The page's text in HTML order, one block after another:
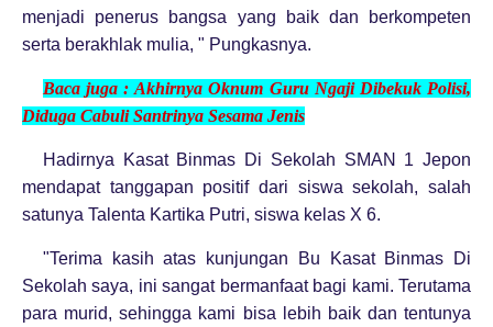
menjadi penerus bangsa yang baik dan berkompeten
serta berakhlak mulia, " Pungkasnya.
Baca juga :Akhirnya Oknum Guru Ngaji Dibekuk Polisi,
Diduga Cabuli Santrinya Sesama Jenis
Hadirnya Kasat Binmas Di Sekolah SMAN 1 Jepon
mendapat tanggapan positif dari siswa sekolah, salah
satunya Talenta Kartika Putri, siswa kelas X 6.
"Terima kasih atas kunjungan Bu Kasat Binmas Di
Sekolah saya, ini sangat bermanfaat bagi kami. Terutama
para murid, sehingga kami bisa lebih baik dan tentunya